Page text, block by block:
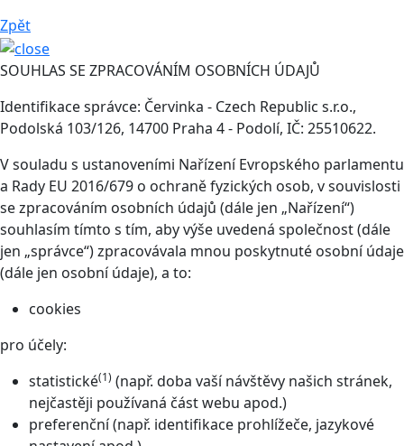
Zpět
SOUHLAS SE ZPRACOVÁNÍM OSOBNÍCH ÚDAJŮ
Identifikace správce: Červinka - Czech Republic s.r.o.,
Podolská 103/126, 14700 Praha 4 - Podolí, IČ: 25510622.
V souladu s ustanoveními Nařízení Evropského parlamentu
a Rady EU 2016/679 o ochraně fyzických osob, v souvislosti
se zpracováním osobních údajů (dále jen „Nařízení“)
souhlasím tímto s tím, aby výše uvedená společnost (dále
jen „správce“) zpracovávala mnou poskytnuté osobní údaje
(dále jen osobní údaje), a to:
cookies
pro účely:
statistické(1) (např. doba vaší návštěvy našich stránek,
nejčastěji používaná část webu apod.)
preferenční (např. identifikace prohlížeče, jazykové